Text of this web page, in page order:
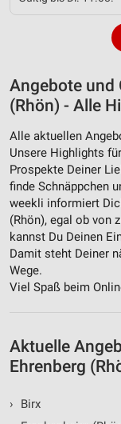
Angebote und
(Rhön) - Alle
Alle aktuellen
Unsere Highlights
Prospekte Deiner
finde Schnäppchen
weekli informiert
(Rhön), egal ob von
kannst Du Deinen
Damit steht Deiner
Wege.
Viel Spaß beim
Aktuelle
Ehrenberg
›
Birx